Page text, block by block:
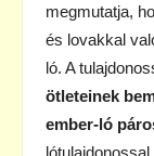
megmutatja,
és lovakkal
ló. A
ötleteinek
ember-ló